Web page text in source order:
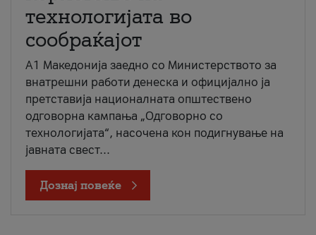
технологијата во
сообраќајот
A1 Македонија заедно со Министерството за
внатрешни работи денеска и официјално ја
претставија националната општествено
одговорна кампања „Одговорно со
технологијата“, насочена кон подигнување на
јавната свест...
Дознај повеќе